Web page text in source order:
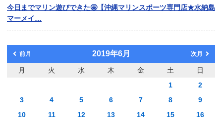
今日までマリン遊びできた🤩【沖縄マリンスポーツ専門店★水納島
マーメイ…
前月 2019年6月 次月
月 火 水 木 金 土
日
1
2
3
4 5 6 7 8
9
10
11 12 13 14 15
16